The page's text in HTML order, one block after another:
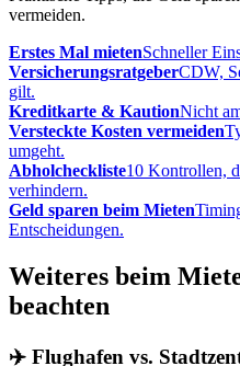
vermeiden.
Erstes Mal mietenSchneller
VersicherungsratgeberCDW,
gilt.
Kreditkarte & KautionNicht
Versteckte Kosten vermeiden
umgeht.
Abholcheckliste10 Kontrollen,
verhindern.
Geld sparen beim Mieten
Entscheidungen.
Weiteres beim
beachten
✈️ Flughafen vs.